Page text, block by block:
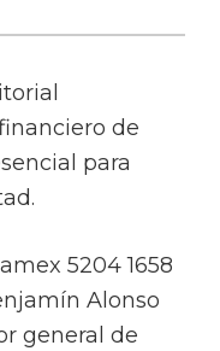
de
para
5204 1658
Alonso
general de